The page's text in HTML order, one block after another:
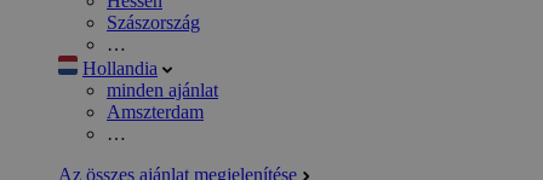
Szászország
…
Hollandia
minden ajánlat
Amszterdam
…
Az összes ajánlat megjelenítése